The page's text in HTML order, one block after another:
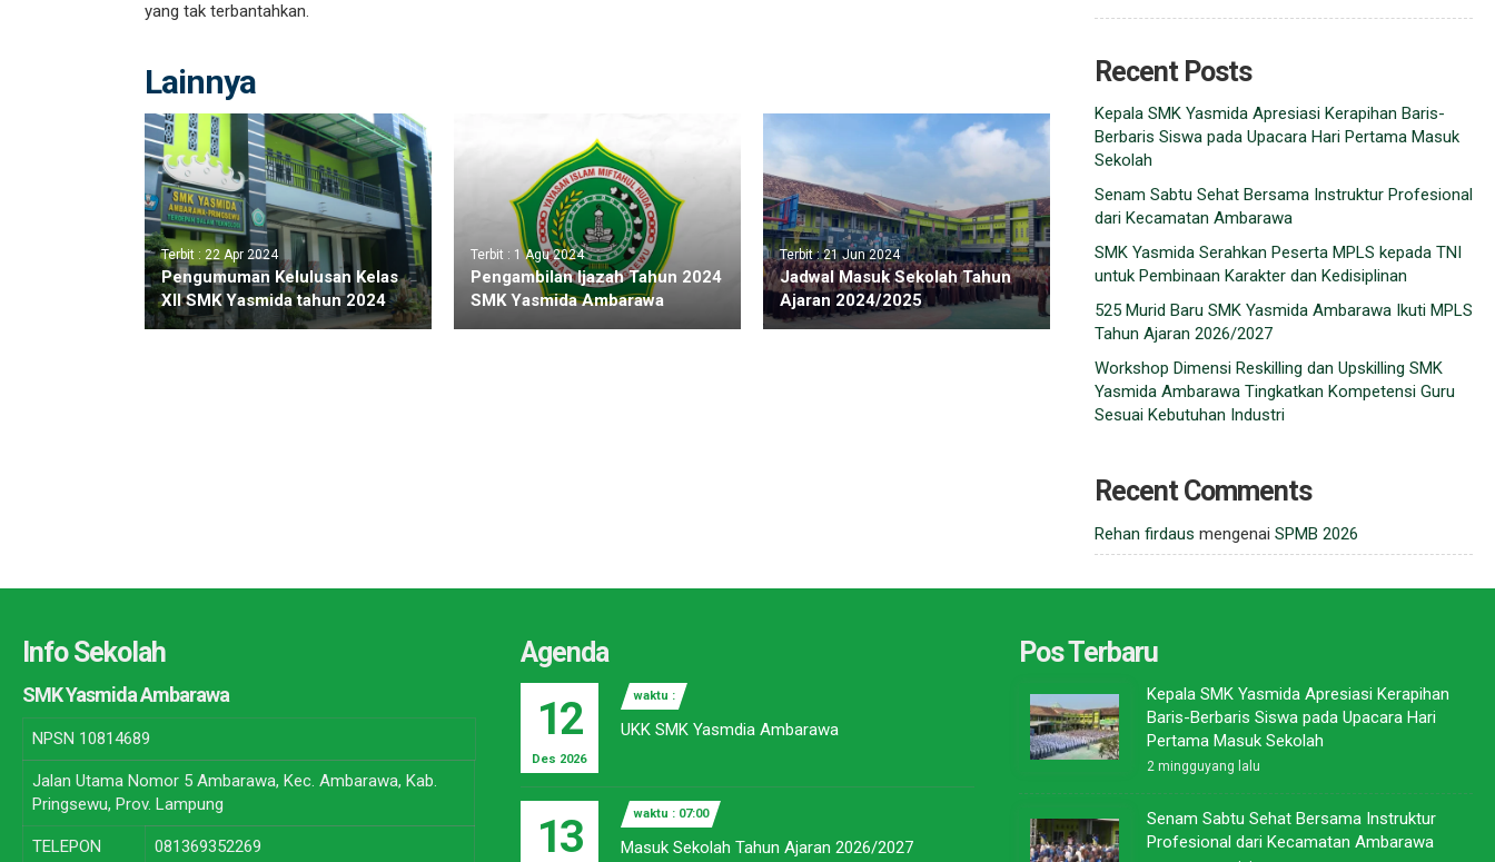
yang tak terbantahkan.
Lainnya
Terbit : 22 Apr 2024
Pengumuman Kelulusan Kelas
XII SMK Yasmida tahun 2024
Terbit : 1 Agu 2024
Pengambilan Ijazah Tahun 2024
SMK Yasmida Ambarawa
Terbit : 21 Jun 2024
Jadwal Masuk Sekolah Tahun
Ajaran 2024/2025
Recent Posts
Kepala SMK Yasmida Apresiasi Kerapihan Baris-
Berbaris Siswa pada Upacara Hari Pertama Masuk
Sekolah
Senam Sabtu Sehat Bersama Instruktur Profesional
dari Kecamatan Ambarawa
SMK Yasmida Serahkan Peserta MPLS kepada TNI
untuk Pembinaan Karakter dan Kedisiplinan
525 Murid Baru SMK Yasmida Ambarawa Ikuti MPLS
Tahun Ajaran 2026/2027
Workshop Dimensi Reskilling dan Upskilling SMK
Yasmida Ambarawa Tingkatkan Kompetensi Guru
Sesuai Kebutuhan Industri
Recent Comments
Rehan firdaus mengenai SPMB 2026
Info Sekolah
SMK Yasmida Ambarawa
NPSN 10814689
Jalan Utama Nomor 5 Ambarawa, Kec. Ambarawa, Kab.
Pringsewu, Prov. Lampung
TELEPON 081369352269
Agenda
12
Des 2026
waktu :
UKK SMK Yasmdia Ambarawa
13 waktu : 07:00
Masuk Sekolah Tahun Ajaran 2026/2027
Pos Terbaru
Kepala SMK Yasmida Apresiasi Kerapihan
Baris-Berbaris Siswa pada Upacara Hari
Pertama Masuk Sekolah
2 mingguyang lalu
Senam Sabtu Sehat Bersama Instruktur
Profesional dari Kecamatan Ambarawa